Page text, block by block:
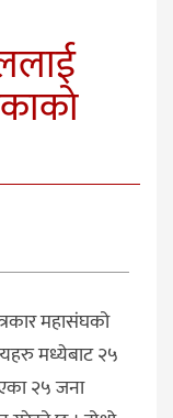
महासंघको
मध्येबाट २५
२५ जना